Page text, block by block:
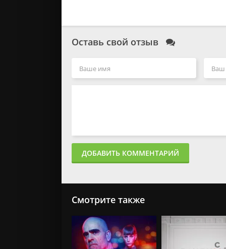
Оставь свой отзыв
ДОБАВИТЬ КОММЕНТАРИЙ
Смотрите также